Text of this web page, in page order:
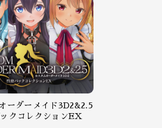
ーダーメイド3D2&2.5
クコレクションEX